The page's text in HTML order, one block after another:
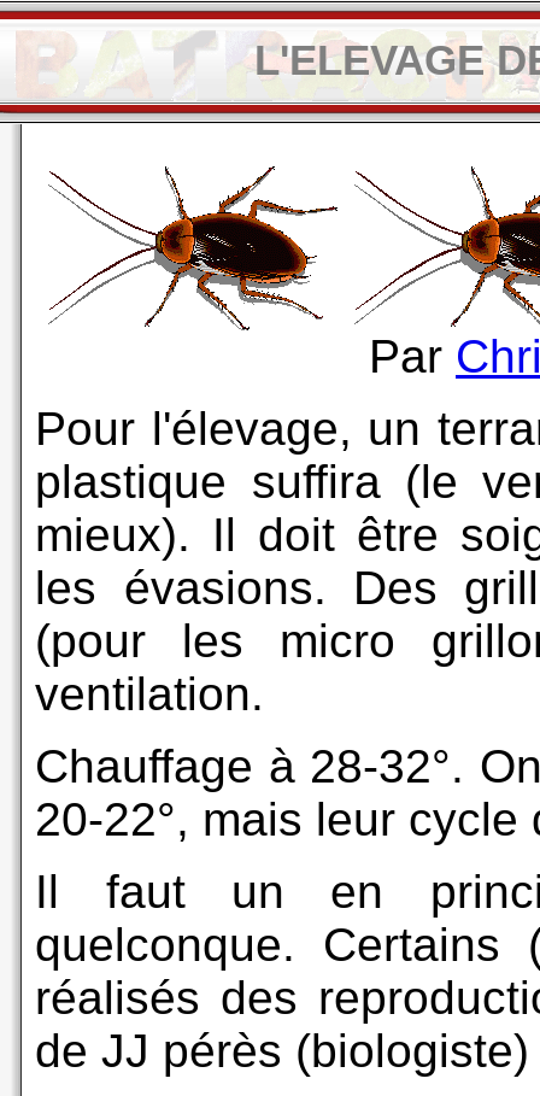
L'ELEVAGE
Par
Pour l'élevage, un
plastique suffira (le
mieux). Il doit être
les évasions. Des
(pour les micro
ventilation.
Chauffage à 28-32°.
20-22°, mais leur
Il faut un en
quelconque. Certains
réalisés des
de JJ pérès